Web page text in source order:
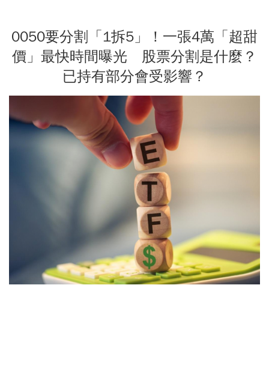
0050要分割「1拆5」！一張4萬「超甜
價」最快時間曝光 股票分割是什麼？
已持有部分會受影響？